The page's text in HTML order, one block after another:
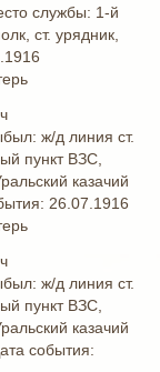
службы: 1-й
ст. урядник,
ж/д линия ст.
пункт ВЗС,
казачий
26.07.1916
ж/д линия ст.
пункт ВЗС,
казачий
события: